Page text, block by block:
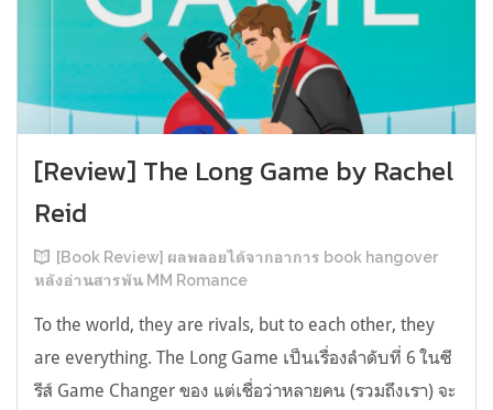
[Review] The Long Game by Rachel
Reid
[Book Review] ผลพลอยได้จากอาการ book hangover
หลังอ่านสารพัน MM Romance
To the world, they are rivals, but to each other, they
are everything. The Long Game เป็นเรื่องลำดับที่ 6 ในซี
รีส์ Game Changer ของ แต่เชื่อว่าหลายคน (รวมถึงเรา) จะ